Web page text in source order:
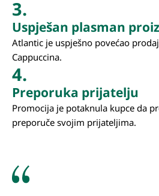
3.
Uspješan plasman
Atlantic je uspješno povećao
Cappuccina.
4.
Preporuka prijatelju
Promocija je potaknula kupce da
preporuče svojim prijateljima.